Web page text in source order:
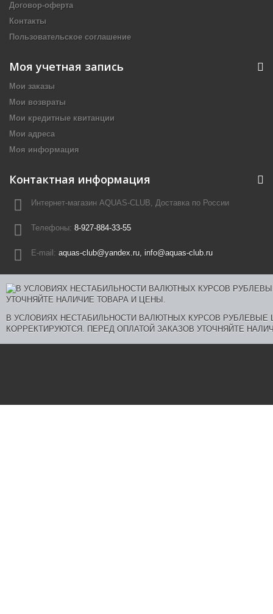
Договор-оферта
Контакты
Пользовательское соглашение
Моя учетная запись
Мои заказы
Мои возвраты
Мои кредитные квитанции
Мои адреса
Моя информация
Контактная информация
Интернет-магазин AQUAS-CLUB, Доставка по России
Телефоны: 8-927-884-33-55
E-mail: aquas-club@yandex.ru, info@aquas-club.ru
В УСЛОВИЯХ НЕСТАБИЛЬНОСТИ ВАЛЮТНЫХ КУРСОВ
КОРРЕКТИРУЮТСЯ. ПЕРЕД ОПЛАТОЙ ЗАКАЗОВ УТОЧНЯЙТЕ